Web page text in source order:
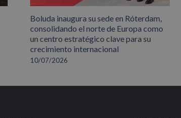
Boluda inaugura su sede en Róterdam,
consolidando el norte de Europa como
un centro estratégico clave para su
crecimiento internacional
10/07/2026